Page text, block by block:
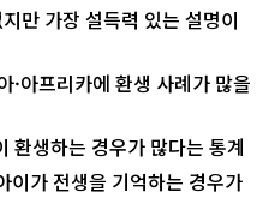
만 가장 설득력 있는 설명이
아프리카에 환생 사례가 많을
생하는 경우가 많다는 통계
이가 전생을 기억하는 경우가